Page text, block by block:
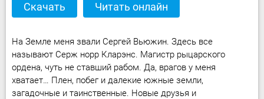
Скачать Читать онлайн
На Земле меня звали Сергей Вьюжин. Здесь все
называют Серж норр Кларэнс. Магистр рыцарского
ордена, чуть не ставший рабом. Да, врагов у меня
хватает… Плен, побег и далекие южные земли,
загадочные и таинственные. Новые друзья и